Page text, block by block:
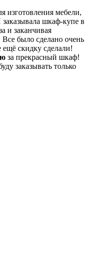
изготовления мебели,
шкаф-купе в
и заканчивая
было сделано очень
скидку сделали!
за прекрасный шкаф!
заказывать только